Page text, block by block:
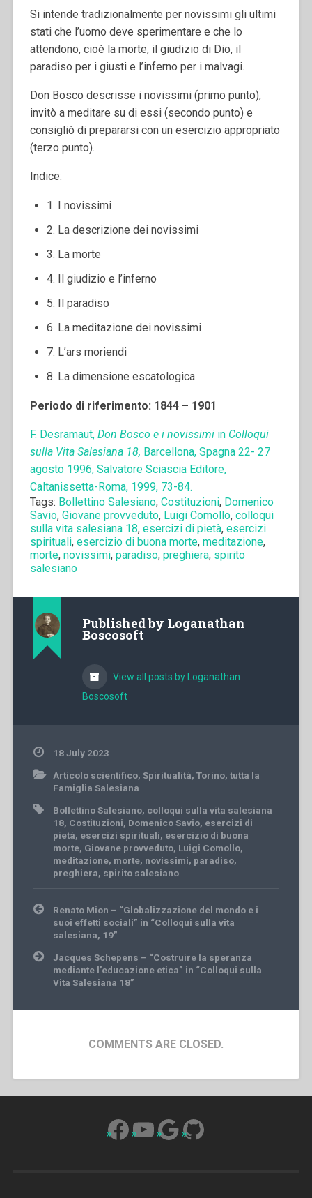
Si intende tradizionalmente per novissimi gli ultimi
stati che l’uomo deve sperimentare e che lo
attendono, cioè la morte, il giudizio di Dio, il
paradiso per i giusti e l’inferno per i malvagi.
Don Bosco descrisse i novissimi (primo punto),
invitò a meditare su di essi (secondo punto) e
consigliò di prepararsi con un esercizio appropriato
(terzo punto).
Indice:
1. I novissimi
2. La descrizione dei novissimi
3. La morte
4. Il giudizio e l’inferno
5. Il paradiso
6. La meditazione dei novissimi
7. L’ars moriendi
8. La dimensione escatologica
Periodo di riferimento: 1844 – 1901
F. Desramaut, Don Bosco e i novissimi inColloqui
sulla Vita Salesiana 18, Barcellona, Spagna 22- 27
agosto 1996, Salvatore Sciascia Editore,
Caltanissetta-Roma, 1999, 73-84.
Tags: Bollettino Salesiano, Costituzioni, Domenico
Savio, Giovane provveduto, Luigi Comollo, colloqui
sulla vita salesiana 18, esercizi di pietà, esercizi
spirituali, esercizio di buona morte, meditazione,
morte, novissimi, paradiso, preghiera, spirito
salesiano
Published by Loganathan
Boscosoft
View all posts by Loganathan
Boscosoft
18 July 2023
Articolo scientifico, Spiritualità, Torino, tutta la
Famiglia Salesiana
Bollettino Salesiano, colloqui sulla vita salesiana
18, Costituzioni, Domenico Savio, esercizi di
pietà, esercizi spirituali, esercizio di buona
morte, Giovane provveduto, Luigi Comollo,
meditazione, morte, novissimi, paradiso,
preghiera, spirito salesiano
Post
navigation
Renato Mion – “Globalizzazione del mondo e i
suoi effetti sociali” in “Colloqui sulla vita
salesiana, 19”
Jacques Schepens – “Costruire la speranza
mediante l’educazione etica” in “Colloqui sulla
Vita Salesiana 18”
COMMENTS ARE CLOSED.
Facebook
YouTube
Google
GitHub